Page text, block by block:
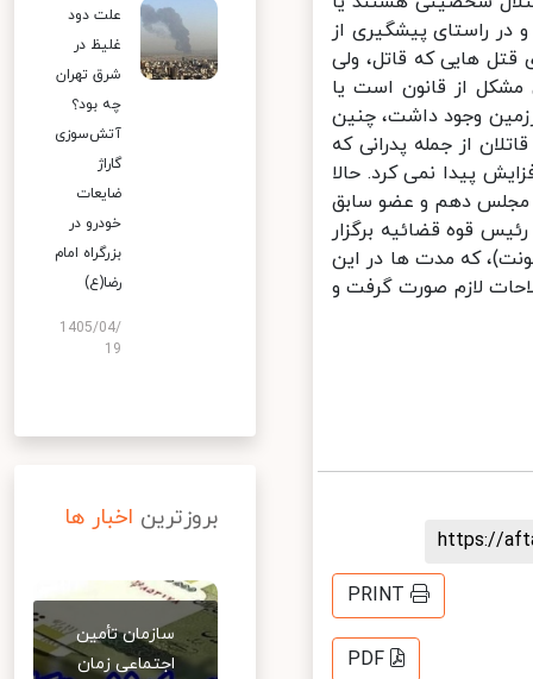
راستای پیشگیری از
هایی که قاتل، ولی
از قانون است یا
وجود داشت، چنین
از جمله پدرانی که
پیدا نمی کرد. حالا
مجلس دهم و عضو سابق
قوه قضائیه برگزار
که مدت ها در این
لازم صورت گرفت و
https://
PRINT
PDF
علت دود
غلیظ در
شرق تهران
چه بود؟
آتش‌سوزی
گاراژ
ضایعات
خودرو در
بزرگراه امام
رضا(ع)
1405/04/
19
بروزترین اخبار ها
سازمان تأمین
اجتماعی زمان